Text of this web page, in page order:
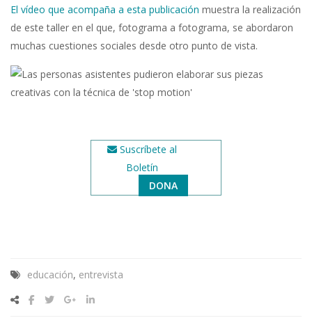
El vídeo que acompaña a esta publicación muestra la realización
de este taller en el que, fotograma a fotograma, se abordaron
muchas cuestiones sociales desde otro punto de vista.
Suscríbete al
Boletín
DONA
educación, entrevista